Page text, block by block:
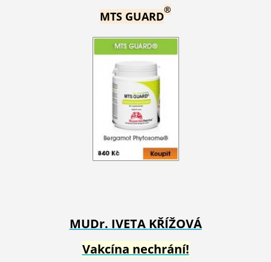
MTS GUARD®
MUDr. IVETA KŘÍŽOVÁ
Vakcína nechrání!